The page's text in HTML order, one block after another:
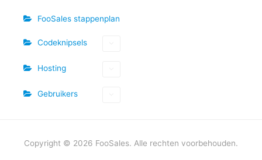
FooSales stappenplan
Codeknipsels
Hosting
Gebruikers
Copyright © 2026 FooSales. Alle rechten voorbehouden.